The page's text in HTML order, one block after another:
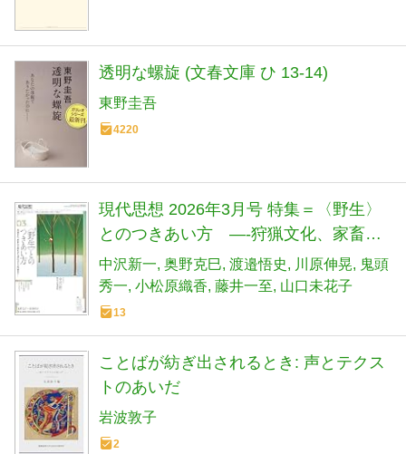
透明な螺旋 (文春文庫 ひ 13-14)
東野圭吾
4220
現代思想 2026年3月号 特集＝〈野生〉
とのつきあい方 ―-狩猟文化、家畜化
の歴史から現代のクマ問題まで―
中沢新一 奥野克巳 渡邉悟史 川原伸晃
鬼頭
秀一 小松原織香 藤井一至 山口未花子
13
ことばが紡ぎ出されるとき: 声とテクス
トのあいだ
岩波敦子
2